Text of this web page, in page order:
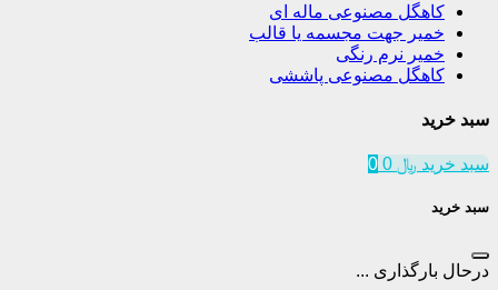
کاهگل مصنوعی ماله ای
خمیر جهت مجسمه یا قالب
خمیر نرم رنگی
کاهگل مصنوعی پاششی
سبد خرید
سبد خرید ﷼ 0
سبد خرید
درحال بارگذاری ...